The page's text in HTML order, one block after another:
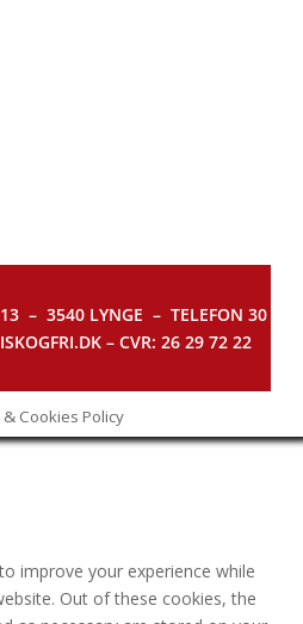
13 – 3540 LYNGE – TELEFON 30
– CVR: 26 29 72 22
Cookies Policy
improve your experience while
Out of these cookies, the